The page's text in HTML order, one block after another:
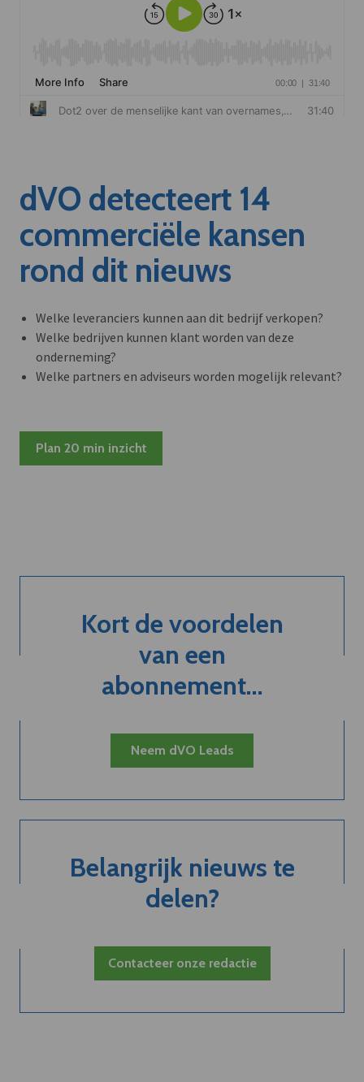
dVO detecteert 14
commerciële kansen
rond dit nieuws
Welke leveranciers kunnen aan dit bedrijf verkopen?
Welke bedrijven kunnen klant worden van deze
onderneming?
Welke partners en adviseurs worden mogelijk relevant?
Plan 20 min inzicht
Kort de voordelen
van een
abonnement...
Neem dVO Leads
Belangrijk nieuws te
delen?
Contacteer onze redactie